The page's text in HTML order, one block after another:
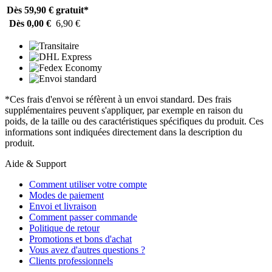
Dès 59,90 € gratuit*
Dès 0,00 € 6,90 €
*Ces frais d'envoi se réfèrent à un envoi standard. Des frais
supplémentaires peuvent s'appliquer, par exemple en raison du
poids, de la taille ou des caractéristiques spécifiques du produit. Ces
informations sont indiquées directement dans la description du
produit.
Aide & Support
Comment utiliser votre compte
Modes de paiement
Envoi et livraison
Comment passer commande
Politique de retour
Promotions et bons d'achat
Vous avez d'autres questions ?
Clients professionnels